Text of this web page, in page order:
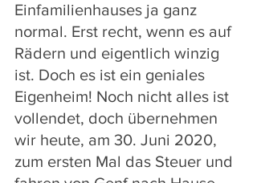
Einfamilienhauses ja ganz
normal. Erst recht, wenn es auf
Rädern und eigentlich winzig
ist. Doch es ist ein geniales
Eigenheim! Noch nicht alles ist
vollendet, doch übernehmen
wir heute, am 30. Juni 2020,
zum ersten Mal das Steuer und